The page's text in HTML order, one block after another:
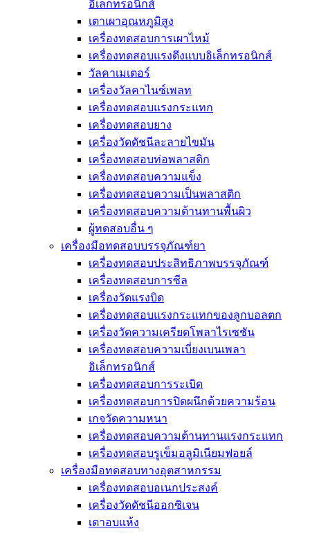
อิเล็กทรอนิกส์
เตาเผาอุณหภูมิสูง
เครื่องทดสอบการเผาไหม้
เครื่องทดสอบแรงดึงแบบอิเล็กทรอนิกส์
วัลคาเมเตอร์
เครื่องวัลคาไนซ์เพลท
เครื่องทดสอบแรงกระแทก
เครื่องทดสอบยาง
เครื่องวัดดัชนีละลายไขมัน
เครื่องทดสอบท่อพลาสติก
เครื่องทดสอบความแข็ง
เครื่องทดสอบความเป็นพลาสติก
เครื่องทดสอบความต้านทานพื้นผิว
ผู้ทดสอบอื่น ๆ
เครื่องมือทดสอบบรรจุภัณฑ์ยา
เครื่องทดสอบประสิทธิภาพบรรจุภัณฑ์
เครื่องทดสอบการซีล
เครื่องวัดแรงบิด
เครื่องทดสอบแรงกระแทกของลูกบอลตก
เครื่องวัดความเครียดโพลาไรเซชัน
เครื่องทดสอบความเบี่ยงเบนเพลา
อิเล็กทรอนิกส์
เครื่องทดสอบการระเบิด
เครื่องทดสอบการปิดผนึกด้วยความร้อน
เกจวัดความหนา
เครื่องทดสอบความต้านทานแรงกระแทก
เครื่องทดสอบรูเข็มอลูมิเนียมฟอยล์
เครื่องมือทดสอบทางอุตสาหกรรม
เครื่องทดสอบอเนกประสงค์
เครื่องวัดดัชนีออกซิเจน
เตาอบแห้ง